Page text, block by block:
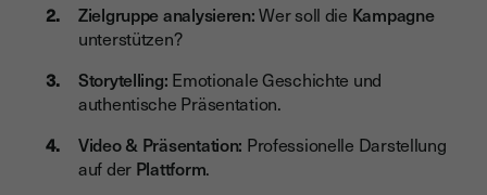
Zielgruppe analysieren:Wer soll die Kampagne
unterstützen?
Storytelling: Emotionale Geschichte und
authentische Präsentation.
Video & Präsentation: Professionelle Darstellung
auf der Plattform.